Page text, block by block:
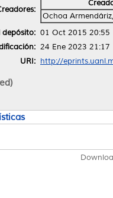
Ochoa
depósito: 01 Oct 2015 20:55
24 Ene 2023 21:17
URI: http://